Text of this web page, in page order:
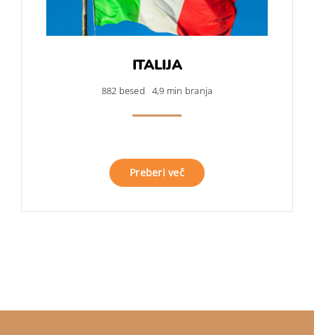
ITALIJA
882 besed 4,9 min branja
Preberi več